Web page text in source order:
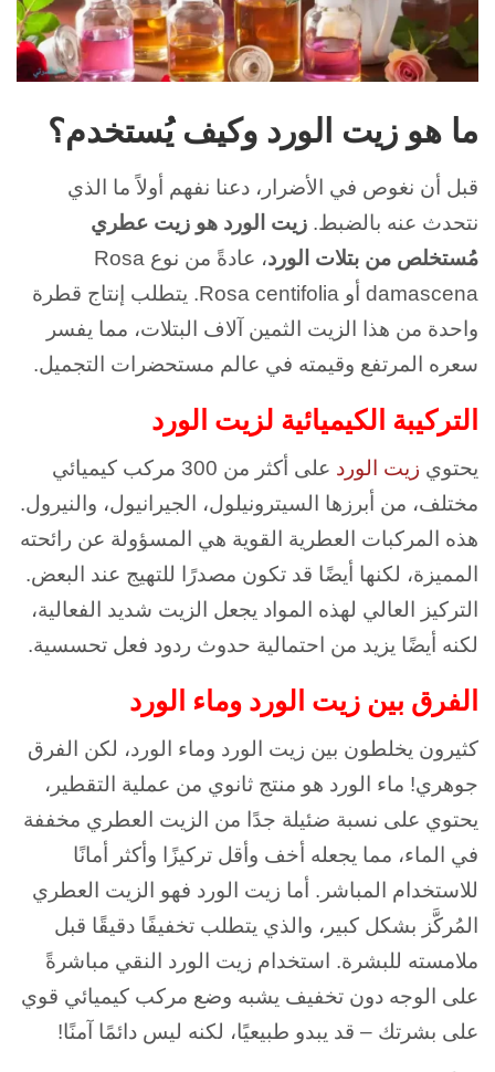
ما هو زيت الورد وكيف يُستخدم؟
قبل أن نغوص في الأضرار، دعنا نفهم أولاً ما الذي
نتحدث عنه بالضبط. زيت الورد هو زيت عطري
مُستخلص من بتلات الورد
، عادةً من نوع Rosa
damascena أو Rosa centifolia. يتطلب إنتاج قطرة
واحدة من هذا الزيت الثمين آلاف البتلات، مما يفسر
سعره المرتفع وقيمته في عالم مستحضرات التجميل.
التركيبة الكيميائية لزيت الورد
يحتوي زيت الورد
على أكثر من 300 مركب كيميائي
مختلف، من أبرزها السيترونيلول، الجيرانيول، والنيرول.
هذه المركبات العطرية القوية هي المسؤولة عن رائحته
المميزة، لكنها أيضًا قد تكون مصدرًا للتهيج عند البعض.
التركيز العالي لهذه المواد يجعل الزيت شديد الفعالية،
لكنه أيضًا يزيد من احتمالية حدوث ردود فعل تحسسية.
الفرق بين زيت الورد وماء الورد
كثيرون يخلطون بين زيت الورد وماء الورد، لكن الفرق
جوهري! ماء الورد هو منتج ثانوي من عملية التقطير،
يحتوي على نسبة ضئيلة جدًا من الزيت العطري مخففة
في الماء، مما يجعله أخف وأقل تركيزًا وأكثر أمانًا
للاستخدام المباشر. أما زيت الورد فهو الزيت العطري
المُركَّز بشكل كبير، والذي يتطلب تخفيفًا دقيقًا قبل
ملامسته للبشرة. استخدام زيت الورد النقي مباشرةً
على الوجه دون تخفيف يشبه وضع مركب كيميائي قوي
على بشرتك – قد يبدو طبيعيًا، لكنه ليس دائمًا آمنًا!